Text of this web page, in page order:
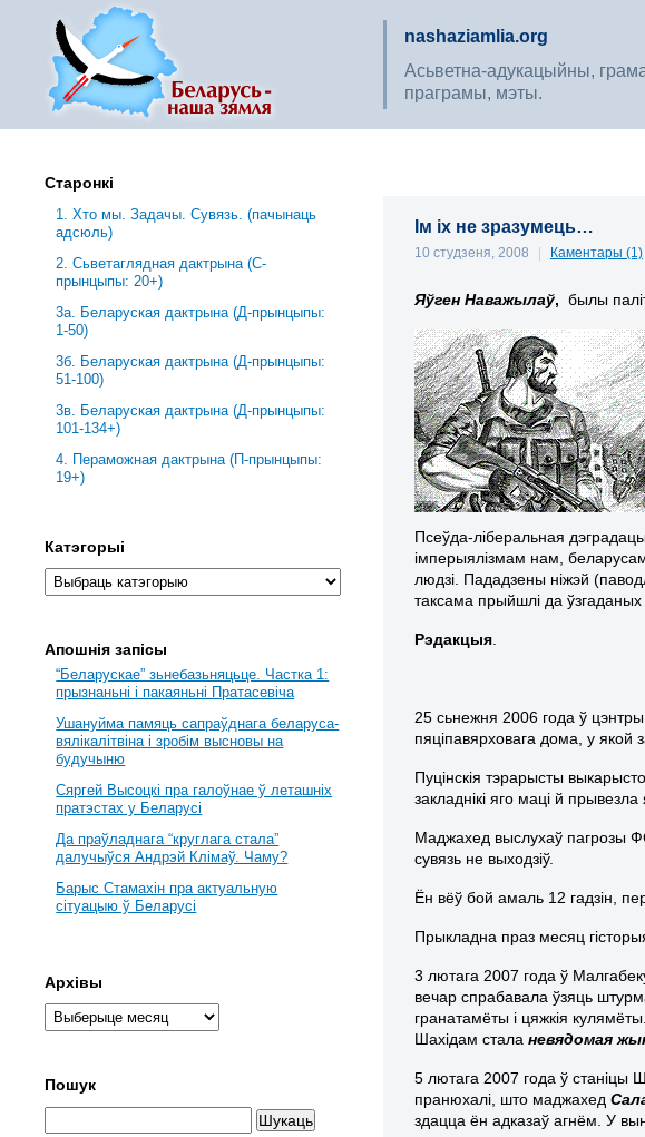
nashaziamlia.org
Асьветна-адукацыйны,
праграмы, мэты.
Ім іх не зразумець…
10 студзеня, 2008 | Каментары (1)
Яўген Наважылаў,былы
Псеўда-ліберальная
імперыялізмам нам,
людзі. Пададзены ніжэй
таксама прыйшлі да
Рэдакцыя
25 сьнежня 2006 года ў цэнтры
пяціпавярховага дома, у якой
Пуцінскія тэрарысты
закладнікі яго маці й
Маджахед выслухаў пагрозы
сувязь не выходзіў.
Ён вёў бой амаль 12 гадзін,
Прыкладна праз месяц
3 лютага 2007 года ў
вечар спрабавала ўзяць
гранатамёты і цяжкія
Шахідам сталаневядомая
5 лютага 2007 года ў станіцы
пранюхалі, што маджахед
здацца ён адказаў агнём. У
Старонкі
1. Хто мы. Задачы. Сувязь. (пачынаць
адсюль)
2. Сьветаглядная дактрына (С-
прынцыпы: 20+)
3a. Беларуская дактрына (Д-прынцыпы:
1-50)
3б. Беларуская дактрына (Д-прынцыпы:
51-100)
3в. Беларуская дактрына (Д-прынцыпы:
101-134+)
4. Пераможная дактрына (П-прынцыпы:
19+)
Катэгорыі
Апошнія запісы
“Беларускае” зьнебазьняцьце. Частка 1:
прызнаньні і пакаяньні Пратасевіча
Ушануйма памяць сапраўднага беларуса-
вялікалітвіна і зробім высновы на
будучыню
Сяргей Высоцкі пра галоўнае ў леташніх
пратэстах у Беларусі
Да праўладнага “круглага стала”
далучыўся Андрэй Клімаў. Чаму?
Барыс Стамахін пра актуальную
сітуацыю ў Беларусі
Архівы
Пошук